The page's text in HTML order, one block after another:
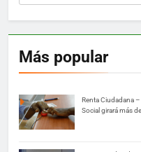
Más popular
Renta Ciudadana
Social girará más